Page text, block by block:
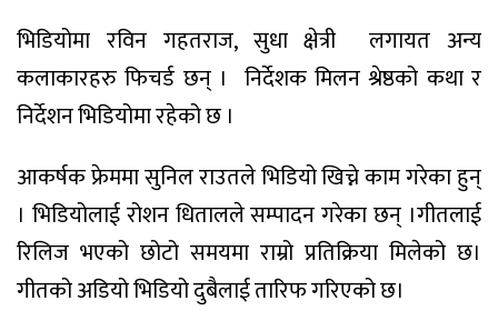
भिडियोमा रविन गहतराज, सुधा क्षेत्री लगायत अन्य
कलाकारहरु फिचर्ड छन् । निर्देशक मिलन श्रेष्ठको कथा र
निर्देशन भिडियोमा रहेको छ ।
आकर्षक फ्रेममा सुनिल राउतले भिडियो खिच्ने काम गरेका हुन्
। भिडियोलाई रोशन धितालले सम्पादन गरेका छन् ।गीतलाई
रिलिज भएको छोटो समयमा राम्रो प्रतिक्रिया मिलेको छ।
गीतको अडियो भिडियो दुबैलाई तारिफ गरिएको छ।